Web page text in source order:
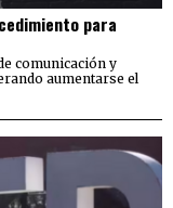
para
comunicación y
aumentarse el